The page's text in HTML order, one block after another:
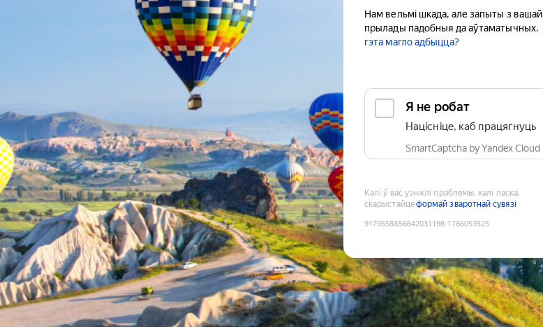
Нам вельмі шкада, але запыты з вашай
прылады падобныя да аўтаматычных.
гэта магло адбыцца?
Я не робат
Націсніце, каб працягнуць
SmartCaptcha by Yandex Cloud
Калі ў вас узніклі праблемы, калі ласка,
скарыстайцеформай зваротнай сувязі
9179558656642031198:1786053525